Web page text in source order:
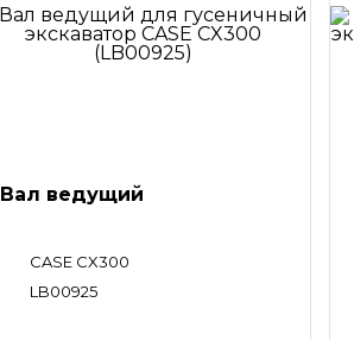
Вал ведущий
CASE CX300
LB00925